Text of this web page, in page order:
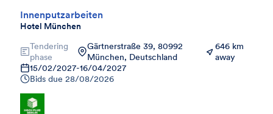
Innenputzarbeiten
Hotel München
Tendering
phase
Gärtnerstraße 39, 80992
München, Deutschland
646 km
away
15/02/2027-16/04/2027
Bids due 28/08/2026